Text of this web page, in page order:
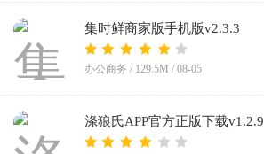
集时鲜商家版手机版v2.3.3
办公商务 / 129.5M / 08-05
涤狼氏APP官方正版下载v1.2.9